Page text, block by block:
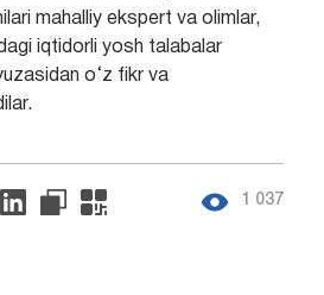
mahalliy ekspert va olimlar,
iqtidorli yosh talabalar
o‘z fikr va
1 037